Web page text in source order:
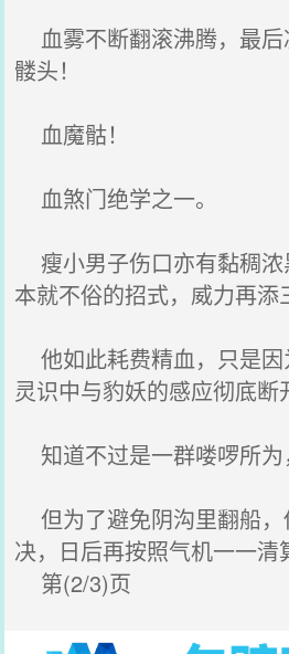
血雾不断翻滚沸腾，最后
髅头！
血魔骷！
血煞门绝学之一。
瘦小男子伤口亦有黏稠浓
本就不俗的招式，威力再添
他如此耗费精血，只是因
灵识中与豹妖的感应彻底断
知道不过是一群喽啰所为
但为了避免阴沟里翻船，
决，日后再按照气机一一清
第(2/3)页